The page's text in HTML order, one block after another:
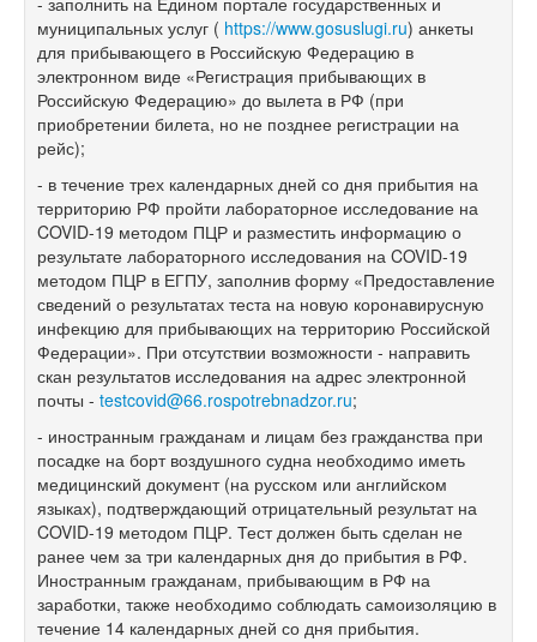
муниципальных услуг ( https://www.gosuslugi.ru) анкеты
для прибывающего в Российскую Федерацию в
электронном виде «Регистрация прибывающих в
Российскую Федерацию» до вылета в РФ (при
приобретении билета, но не позднее регистрации на
рейс);
- в течение трех календарных дней со дня прибытия на
территорию РФ пройти лабораторное исследование на
COVID-19 методом ПЦР и разместить информацию о
результате лабораторного исследования на COVID-19
методом ПЦР в ЕГПУ, заполнив форму «Предоставление
сведений о результатах теста на новую коронавирусную
инфекцию для прибывающих на территорию Российской
Федерации». При отсутствии возможности - направить
скан результатов исследования на адрес электронной
почты - testcovid@66.rospotrebnadzor.ru;
- иностранным гражданам и лицам без гражданства при
посадке на борт воздушного судна необходимо иметь
медицинский документ (на русском или английском
языках), подтверждающий отрицательный результат на
COVID-19 методом ПЦР. Тест должен быть сделан не
ранее чем за три календарных дня до прибытия в РФ.
Иностранным гражданам, прибывающим в РФ на
заработки, также необходимо соблюдать самоизоляцию в
течение 14 календарных дней со дня прибытия.